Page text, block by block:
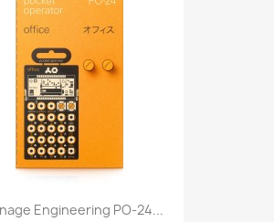
Engineering PO-24...